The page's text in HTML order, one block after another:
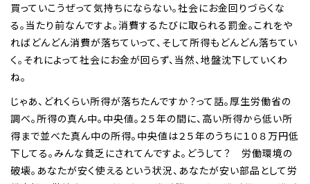
買っていこうぜって気持ちにならない。社会にお金回りづらくな
る。当たり前なんですよ。消費するたびに取られる罰金。これをや
ればどんどん消費が落ちていって、そして所得もどんどん落ちてい
く。それによって社会にお金が回らず、当然、地盤沈下していくわ
ね。
じゃあ、どれくらい所得が落ちたんですか？って話。厚生労働省の
調べ。所得の真ん中。中央値。２５年の間に、高い所得から低い所
得まで並べた真ん中の所得。中央値は２５年のうちに１０８万円低
下してる。みんな貧乏にされてんですよ。どうして？ 労働環境の
破壊。あなたが安く使えるという状況、あなたが安い部品として労